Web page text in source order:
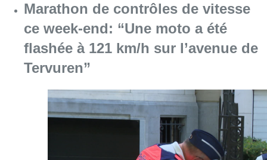
Marathon de contrôles de vitesse
ce week-end: “Une moto a été
flashée à 121 km/h sur l’avenue de
Tervuren”